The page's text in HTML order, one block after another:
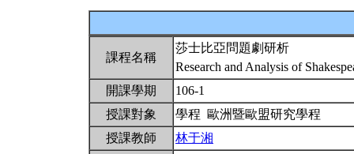
課程名稱
莎士比亞問題劇研析
Research and Analysis of
開課學期
106-1
授課對象
學程 歐洲暨歐盟研究學程
授課教師
林于湘